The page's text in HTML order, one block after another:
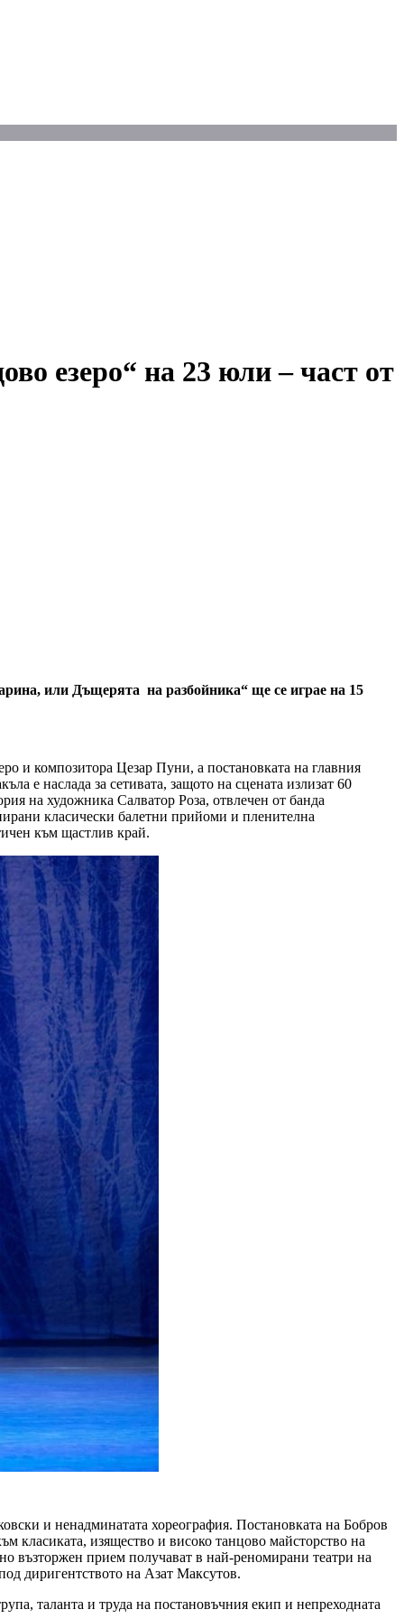
езеро“ на 23 юли – част от
или Дъщерята на разбойника“ ще се играе на 15
и композитора Цезар Пуни, а постановката на главния
е наслада за сетивата, защото на сцената излизат 60
на художника Салватор Роза, отвлечен от банда
класически балетни прийоми и пленителна
към щастлив край.
и ненадминатата хореография. Постановката на Бобров
класиката, изящество и високо танцово майсторство на
възторжен прием получават в най-реномирани театри на
диригентството на Азат Максутов.
таланта и труда на постановъчния екип и непреходната